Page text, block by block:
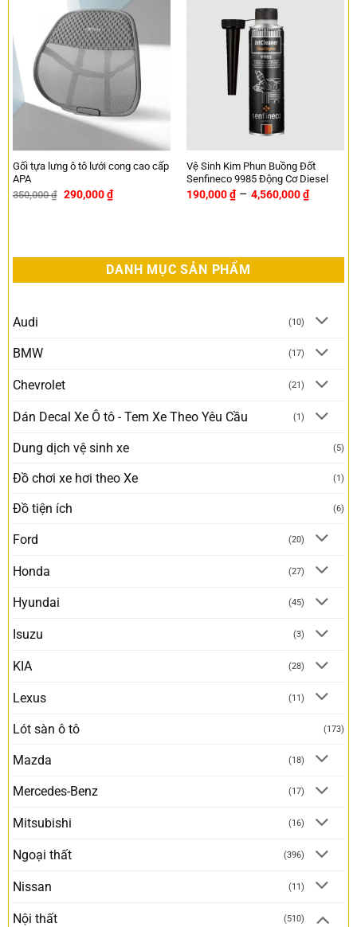
Gối tựa lưng ô tô lưới cong cao cấp
APA
350,000₫ 290,000₫
Vệ Sinh Kim Phun Buồng Đốt
Senfineco 9985 Động Cơ Diesel
190,000₫ – 4,560,000₫
DANH MỤC SẢN PHẨM
Audi (10)
BMW (17)
Chevrolet (21)
Dán Decal Xe Ô tô - Tem Xe Theo Yêu Cầu (1)
Dung dịch vệ sinh xe (5)
Đồ chơi xe hơi theo Xe (1)
Đồ tiện ích (6)
Ford (20)
Honda (27)
Hyundai (45)
Isuzu (3)
KIA (28)
Lexus (11)
Lót sàn ô tô (173)
Mazda (18)
Mercedes-Benz (17)
Mitsubishi (16)
Ngoại thất (396)
Nissan (11)
Nội thất (510)